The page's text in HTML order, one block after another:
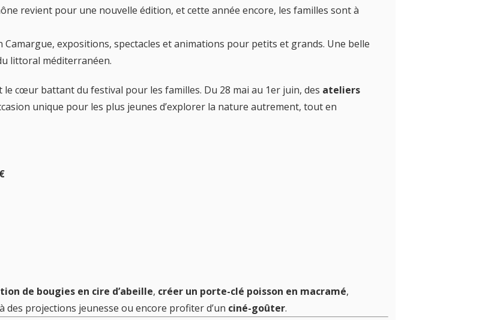
revient pour une nouvelle édition, et cette année encore, les familles sont à
expositions, spectacles et animations pour petits et grands. Une belle
littoral méditerranéen.
le cœur battant du festival pour les familles. Du 28 mai au 1er juin, des ateliers
unique pour les plus jeunes d’explorer la nature autrement, tout en
de bougies en cire d’abeille, créer un porte-clé poisson en macramé,
projections jeunesse ou encore profiter d’un ciné-goûter.